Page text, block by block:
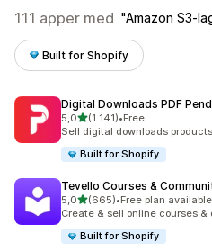
111 apper med Amazon S3-
Built for Shopify
Digital Downloads PDF
5,0av 5 stjerner
(1 141)
Totalt 1141 omtaler
•Free
Sell digital downloads
Built for Shopify
Tevello Courses &
5,0av 5 stjerner
(665)
Totalt 665 omtaler
•Free plan available
Create & sell online courses
Built for Shopify